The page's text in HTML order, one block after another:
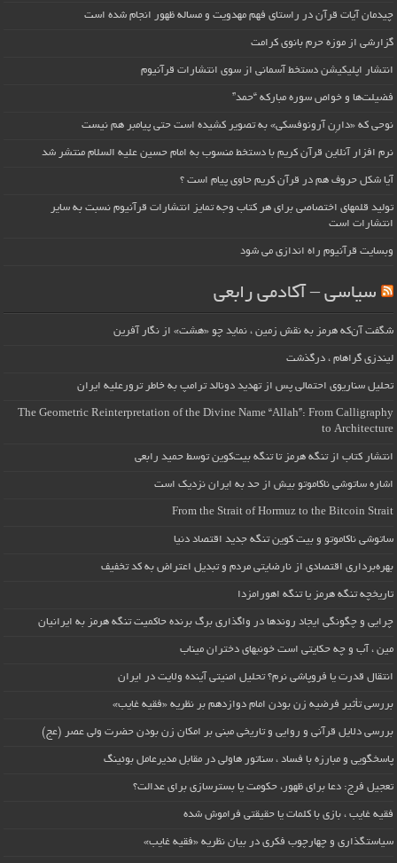
چیدمان آیات قرآن در راستای فهم مهدویت و مساله ظهور انجام شده است
گزارشی از موزه حرم بانوی کرامت
انتشار اپلیکیشن دستخط آسمانی از سوی انتشارات قرآنیوم
فضیلت‌ها و خواص سوره مبارکه “حمد”
نوحی که «دارِن آرونوفسکی» به تصویر کشیده است حتی پیامبر هم نیست
نرم افزار آنلاین قرآن کریم با دستخط منسوب به امام حسین علیه السلام منتشر شد
آیا شکل حروف هم در قرآن کریم حاوی پیام است ؟
تولید قلمهای اختصاصی برای هر کتاب وجه تمایز انتشارات قرآنیوم نسبت به سایر
انتشارات است
وبسایت قرآنیوم راه اندازی می شود
سیاسی – آکادمی رابعی
شگفت آن‌که هرمز به نقش زمین ، نماید چو «هشت» از نگار آفرین
لیندزی گراهام ، درگذشت
تحلیل سناریوی احتمالی پس از تهدید دونالد ترامپ به خاطر ترورعلیه ایران
The Geometric Reinterpretation of the Divine Name “Allah”: From Calligraphy
to Architecture
انتشار کتاب از تنگه هرمز تا تنگه بیت‌کوین توسط حمید رابعی
اشاره ساتوشی ناکاموتو بیش از حد به ایران نزدیک است
From the Strait of Hormuz to the Bitcoin Strait
ساتوشی ناکاموتو و بیت کوین تنگه جدید اقتصاد دنیا
بهره‌برداری اقتصادی از نارضایتی مردم و تبدیل اعتراض به کد تخفیف
تاریخچه تنگه هرمز یا تنگه اهورامزدا
چرایی و چگونگی ایجاد روندها در واگذاری برگ برنده حاکمیت تنگه هرمز به ایرانیان
مین ، آب و چه حکایتی است خونبهای دختران میناب
انتقال قدرت یا فروپاشی نرم؟ تحلیل امنیتی آینده ولایت در ایران
بررسی تأثیر فرضیه زن بودن امام دوازدهم بر نظریه «فقیه غایب»
بررسی دلایل قرآنی و روایی و تاریخی مبنی بر امکان زن بودن حضرت ولی عصر (عج)
پاسخگویی و مبارزه با فساد ، سناتور هاولی در مقابل مدیرعامل بوئینگ
تعجیل فرج: دعا برای ظهور، حکومت یا بسترسازی برای عدالت؟
فقیه غایب ، بازی با کلمات یا حقیقتی فراموش شده
سیاستگذاری و چهارچوب فکری در بیان نظریه «فقیه غایب»